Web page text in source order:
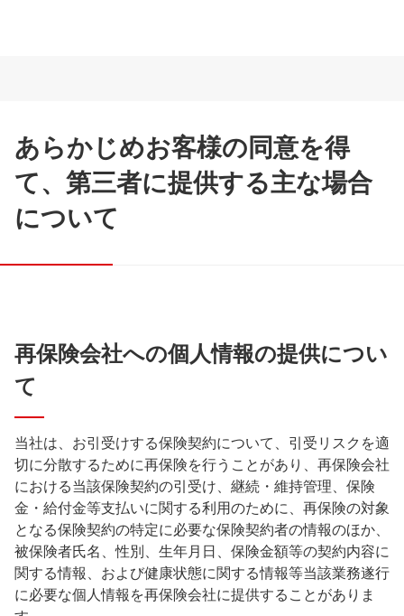
あらかじめお客様の同意を得
て、第三者に提供する主な場合
について
再保険会社への個人情報の提供につい
て
当社は、お引受けする保険契約について、引受リスクを適
切に分散するために再保険を行うことがあり、再保険会社
における当該保険契約の引受け、継続・維持管理、保険
金・給付金等支払いに関する利用のために、再保険の対象
となる保険契約の特定に必要な保険契約者の情報のほか、
被保険者氏名、性別、生年月日、保険金額等の契約内容に
関する情報、および健康状態に関する情報等当該業務遂行
に必要な個人情報を再保険会社に提供することがありま